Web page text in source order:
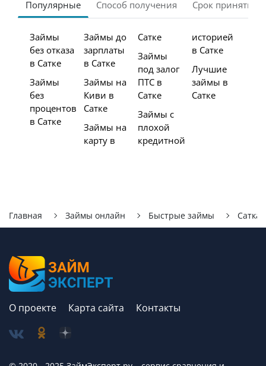
Популярные Способ получения Срок принятия
Займы
без отказа
в Сатке
Займы
без
процентов
в Сатке
Займы до
зарплаты
в Сатке
Займы на
Киви в
Сатке
Займы на
карту в
Сатке
Займы
под залог
ПТС в
Сатке
Займы с
плохой
кредитной
историей
в Сатке
Лучшие
займы в
Сатке
Главная Займы онлайн Быстрые займы Сатка
О проекте Карта сайта Контакты